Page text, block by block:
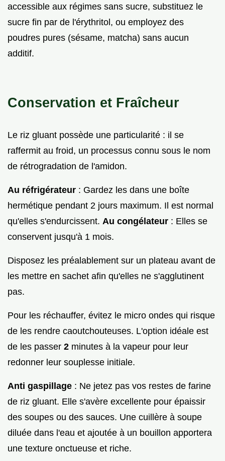
accessible aux régimes sans sucre, substituez le
sucre fin par de l'érythritol, ou employez des
poudres pures (sésame, matcha) sans aucun
additif.
Conservation et Fraîcheur
Le riz gluant possède une particularité : il se
raffermit au froid, un processus connu sous le nom
de rétrogradation de l'amidon.
Au réfrigérateur : Gardez les dans une boîte
hermétique pendant 2 jours maximum. Il est normal
qu'elles s'endurcissent. Au congélateur : Elles se
conservent jusqu'à 1 mois.
Disposez les préalablement sur un plateau avant de
les mettre en sachet afin qu'elles ne s'agglutinent
pas.
Pour les réchauffer, évitez le micro ondes qui risque
de les rendre caoutchouteuses. L'option idéale est
de les passer 2 minutes à la vapeur pour leur
redonner leur souplesse initiale.
Anti gaspillage : Ne jetez pas vos restes de farine
de riz gluant. Elle s'avère excellente pour épaissir
des soupes ou des sauces. Une cuillère à soupe
diluée dans l'eau et ajoutée à un bouillon apportera
une texture onctueuse et riche.